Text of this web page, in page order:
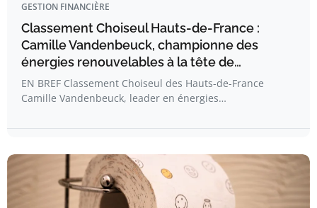
GESTION FINANCIÈRE
Classement Choiseul Hauts-de-France :
Camille Vandenbeuck, championne des
énergies renouvelables à la tête de…
EN BREF Classement Choiseul des Hauts-de-France
Camille Vandenbeuck, leader en énergies…